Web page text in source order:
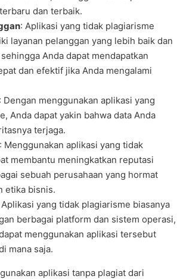
dan terbaik.
: Aplikasi yang tidak plagiarisme
layanan pelanggan yang lebih baik dan
Anda dapat mendapatkan
dan efektif jika Anda mengalami
: Dengan menggunakan aplikasi yang
Anda dapat yakin bahwa data Anda
terjaga.
: Menggunakan aplikasi yang tidak
membantu meningkatkan reputasi
sebuah perusahaan yang hormat
etika bisnis.
Aplikasi yang tidak plagiarisme biasanya
berbagai platform dan sistem operasi,
menggunakan aplikasi tersebut
mana saja.
aplikasi tanpa plagiat dari